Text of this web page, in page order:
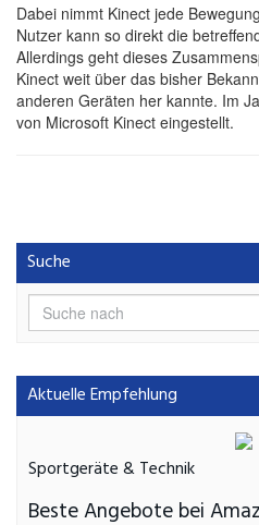
Dabei nimmt Kinect jede
Nutzer kann so direkt die
Allerdings geht dieses
Kinect weit über das bisher
anderen Geräten her kannte. Im
von Microsoft Kinect eingestellt.
Suche
Aktuelle Empfehlung
Sportgeräte & Technik
Beste Angebote bei